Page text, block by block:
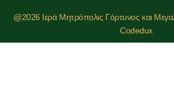
@2026 Ιερά Μητρόπολις Γόρτυνος και
Codedux